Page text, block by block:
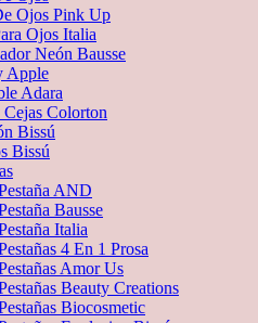
Ojos Pink Up
Ojos Italia
Neón Bausse
Apple
Adara
Colorton
Bissú
Bissú
AND
Bausse
Italia
4 En 1 Prosa
Amor Us
Beauty Creations
Biocosmetic